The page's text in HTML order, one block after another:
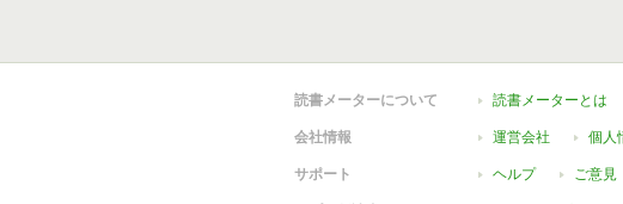
読書メーターについて 読書メーターとは
会社情報 運営会社 個人
サポート ヘルプ ご意見